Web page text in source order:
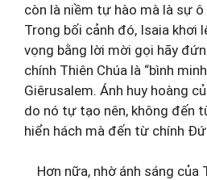
còn là niềm tự hào mà là sự ô
Trong bối cảnh đó, Isaia khơi
vọng bằng lời mời gọi hãy
chính Thiên Chúa là “bình
Giêrusalem. Ánh huy hoàng
do nó tự tạo nên, không đến
hiển hách mà đến từ chính
Hơn nữa, nhờ ánh sáng của